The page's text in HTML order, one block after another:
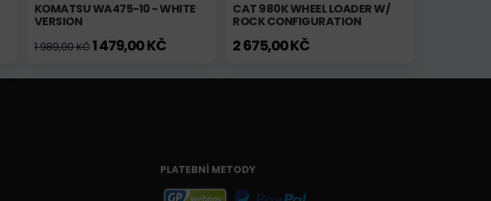
KOMATSU WA475-10 - WHITE
VERSION
1 989,00 KČ1 479,00 KČ
CAT 980K WHEEL LOADER W/
ROCK CONFIGURATION
2 675,00 KČ
PLATEBNÍ METODY